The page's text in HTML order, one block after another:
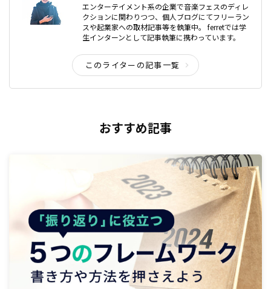
エンターテイメント系の企業で音楽フェスのディレ
クションに関わりつつ、個人ブログにてフリーラン
スや起業家への取材記事等を執筆中。 ferretでは学
生インターンとして記事執筆に携わっています。
このライターの記事一覧
おすすめ記事